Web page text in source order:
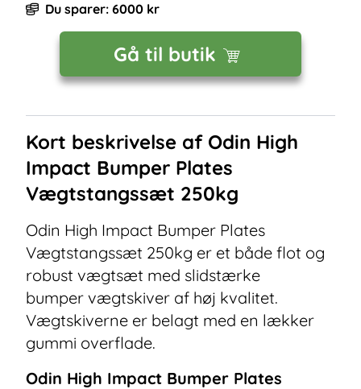
Du sparer: 6000 kr
Gå til butik
Kort beskrivelse af Odin High
Impact Bumper Plates
Vægtstangssæt 250kg
Odin High Impact Bumper Plates
Vægtstangssæt 250kg er et både flot og
robust vægtsæt med slidstærke
bumper vægtskiver af høj kvalitet.
Vægtskiverne er belagt med en lækker
gummi overflade.
Odin High Impact Bumper Plates